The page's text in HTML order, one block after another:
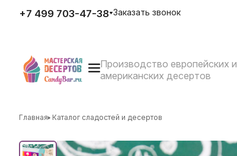
Главная Каталог сладостей и десертов
+7 499 703-47-38
E-mail
zakaz@candybar.ru
Адрес
Режим работы
Заказать звонок
Производство европейских и
американских десертов